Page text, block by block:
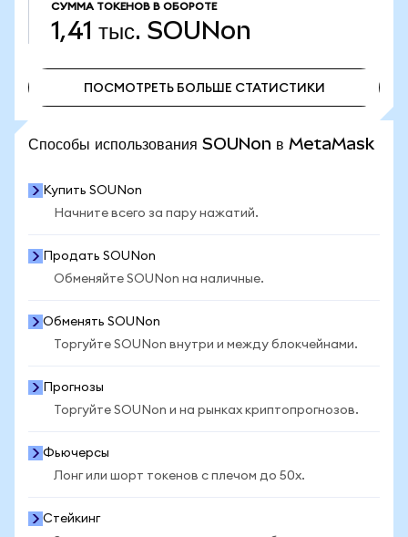
СУММА ТОКЕНОВ В ОБОРОТЕ
1,41 тыс. SOUNon
ПОСМОТРЕТЬ БОЛЬШЕ СТАТИСТИКИ
Способы использования SOUNon в MetaMask
Купить SOUNon
Начните всего за пару нажатий.
Продать SOUNon
Обменяйте SOUNon на наличные.
Обменять SOUNon
Торгуйте SOUNon внутри и между блокчейнами.
Прогнозы
Торгуйте SOUNon и на рынках криптопрогнозов.
Фьючерсы
Лонг или шорт токенов с плечом до 50x.
Стейкинг